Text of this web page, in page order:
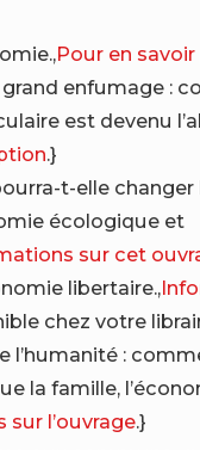
Pour en
grand enfumage :
est devenu
.}
t-elle changer
écologique et
sur cet
libertaire.,
chez votre
l’humanité :
la famille,
sur l’ouvrage.}